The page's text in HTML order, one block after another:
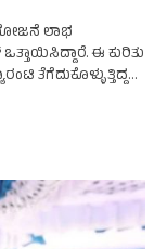
ಯೋಜನೆ ಲಾಭ
ಈ ಕುರಿತು
ತೆಗೆದುಕೊಳ್ಳುತ್ತಿದ್ದರೆ